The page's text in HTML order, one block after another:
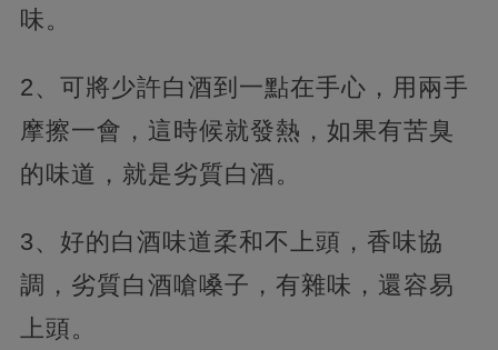
味。
2、可將少許白酒到一點在手心，用兩手
摩擦一會，這時候就發熱，如果有苦臭
的味道，就是劣質白酒。
3、好的白酒味道柔和不上頭，香味協
調，劣質白酒嗆嗓子，有雜味，還容易
上頭。